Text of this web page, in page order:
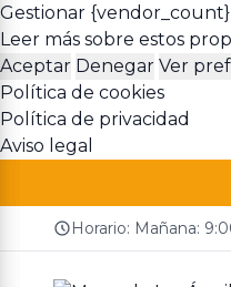
Gestionar
Leer más sobre estos
Aceptar Denegar Ver
Política de cookies
Política de privacidad
Aviso legal
Horario: Mañana: